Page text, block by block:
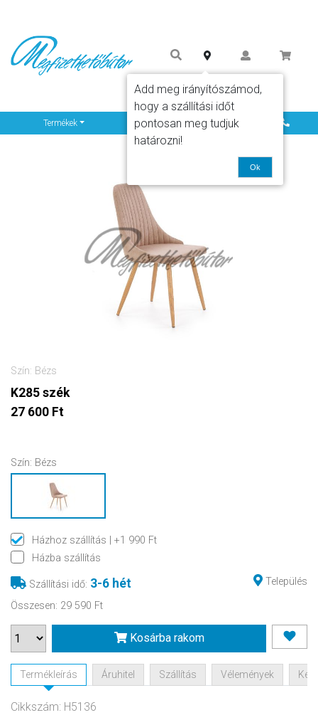
Termékek Info
Szín: Bézs
K285 szék
27 600 Ft
Szín: Bézs
Házhoz szállítás
| +1 990 Ft
Házba szállítás
Szállítási idő: 3-6 hét
Település
Összesen: 29 590 Ft
Kosárba rakom
Termékleírás Áruhitel Szállítás Vélemények
Cikkszám: H5136
Add meg irányítószámod,
hogy a szállítási időt
pontosan meg tudjuk
határozni!
Ok